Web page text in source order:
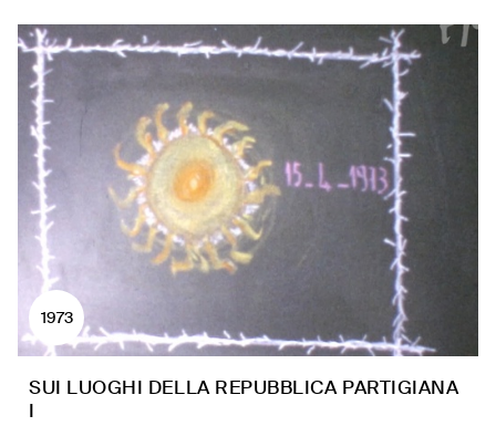
1973
SUI LUOGHI DELLA REPUBBLICA PARTIGIANA
I